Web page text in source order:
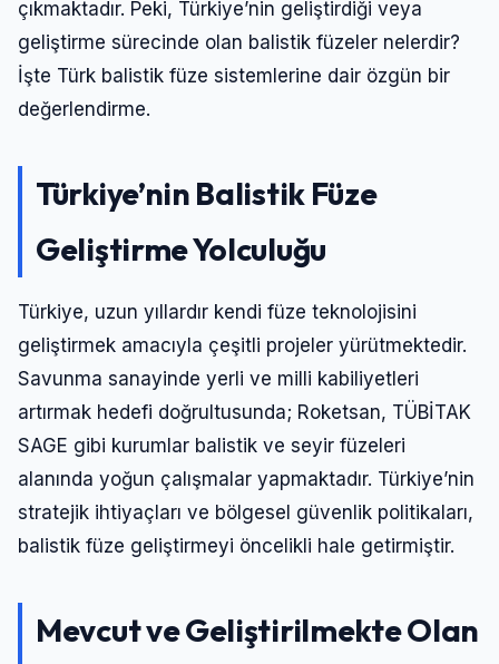
çıkmaktadır. Peki, Türkiye’nin geliştirdiği veya
geliştirme sürecinde olan balistik füzeler nelerdir?
İşte Türk balistik füze sistemlerine dair özgün bir
değerlendirme.
Türkiye’nin Balistik Füze
Geliştirme Yolculuğu
Türkiye, uzun yıllardır kendi füze teknolojisini
geliştirmek amacıyla çeşitli projeler yürütmektedir.
Savunma sanayinde yerli ve milli kabiliyetleri
artırmak hedefi doğrultusunda; Roketsan, TÜBİTAK
SAGE gibi kurumlar balistik ve seyir füzeleri
alanında yoğun çalışmalar yapmaktadır. Türkiye’nin
stratejik ihtiyaçları ve bölgesel güvenlik politikaları,
balistik füze geliştirmeyi öncelikli hale getirmiştir.
Mevcut ve Geliştirilmekte Olan